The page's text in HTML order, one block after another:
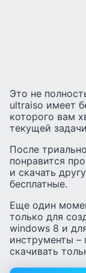
Это не
ultraiso имеет
которого вам
текущей
После
понравится
и скачать
бесплатные.
Еще один
только для
windows 8 и
инструменты –
скачивать